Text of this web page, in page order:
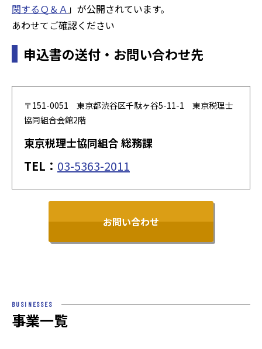
BUSINESSES
事業一覧
関するＱ＆Ａ」が公開されています。
あわせてご確認ください
申込書の送付・お問い合わせ先
〒151-0051 東京都渋谷区千駄ヶ谷5-11-1 東京税理士
協同組合会館2階
東京税理士協同組合 総務課
TEL： 03-5363-2011
お問い合わせ